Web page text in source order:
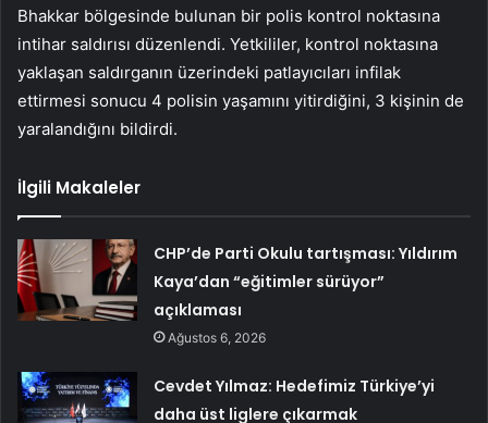
Bhakkar bölgesinde bulunan bir polis kontrol noktasına
intihar saldırısı düzenlendi. Yetkililer, kontrol noktasına
yaklaşan saldırganın üzerindeki patlayıcıları infilak
ettirmesi sonucu 4 polisin yaşamını yitirdiğini, 3 kişinin de
yaralandığını bildirdi.
İlgili Makaleler
CHP’de Parti Okulu tartışması: Yıldırım
Kaya’dan “eğitimler sürüyor”
açıklaması
Ağustos 6, 2026
Cevdet Yılmaz: Hedefimiz Türkiye’yi
daha üst liglere çıkarmak